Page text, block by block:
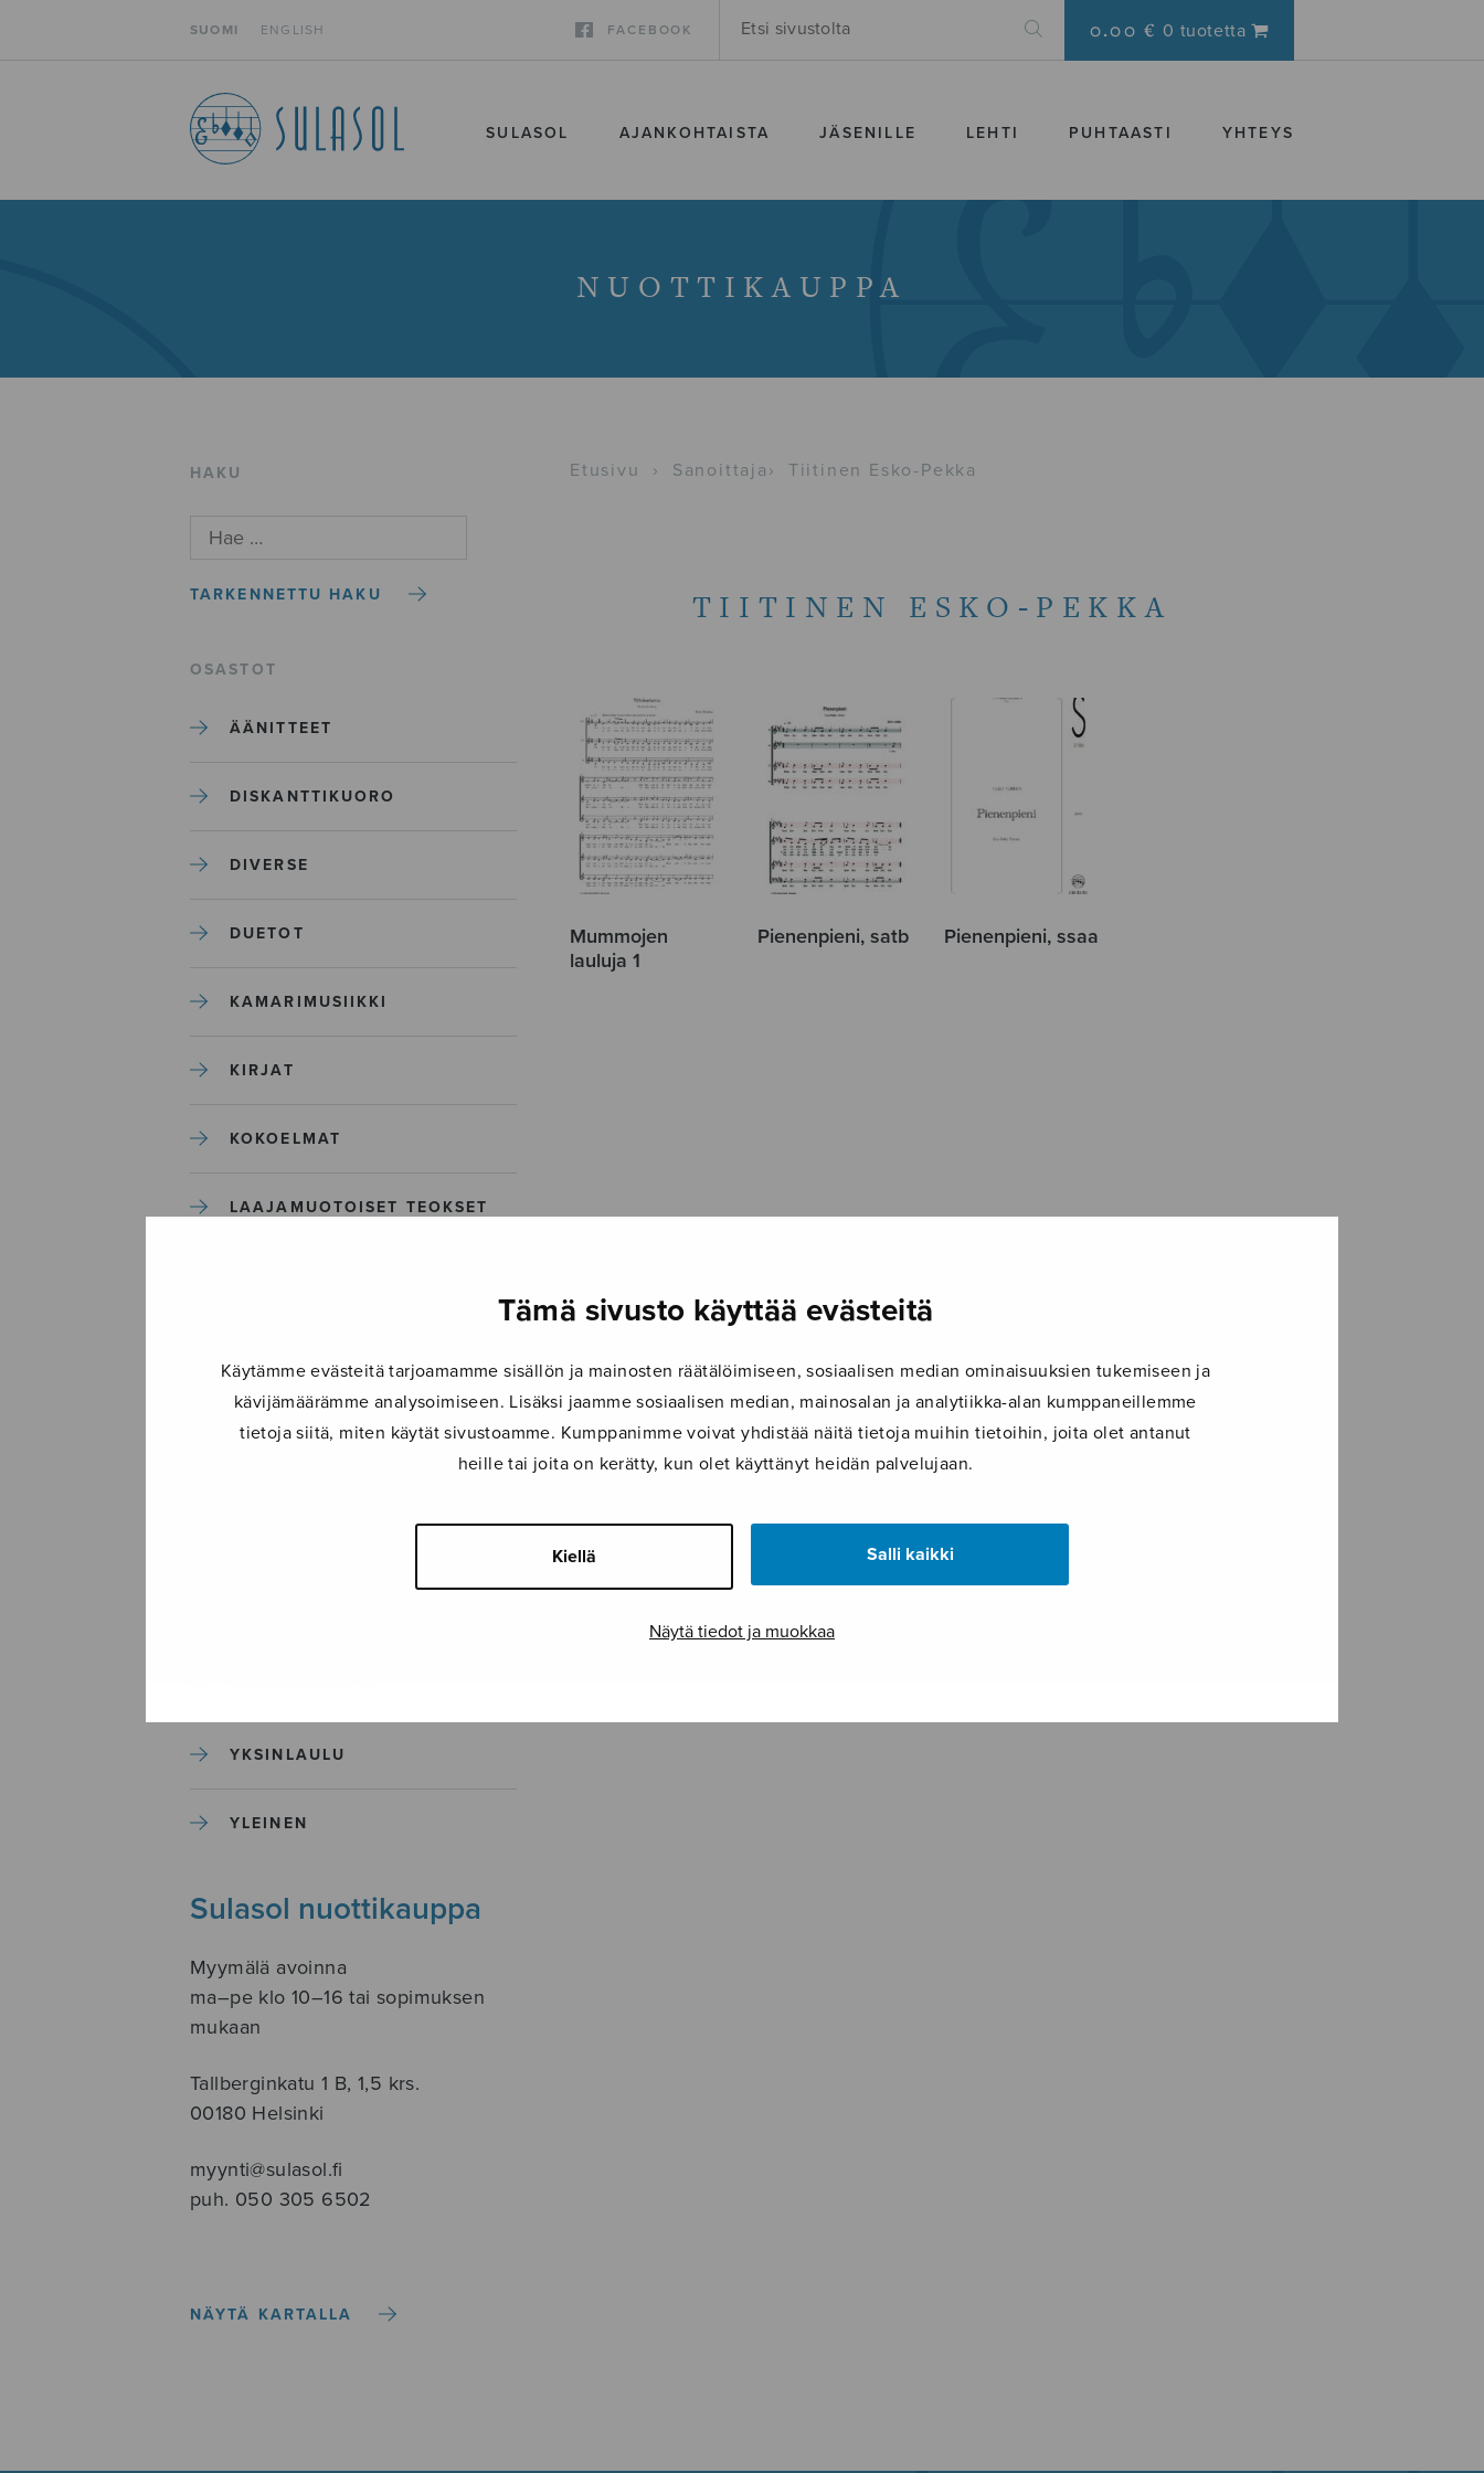
Tämä sivusto käyttää evästeitä
Käytämme evästeitä tarjoamamme sisällön ja mainosten räätälöimiseen, sosiaalisen median ominaisuuksien tukemiseen ja
kävijämäärämme analysoimiseen. Lisäksi jaamme sosiaalisen median, mainosalan ja analytiikka-alan kumppaneillemme
tietoja siitä, miten käytät sivustoamme. Kumppanimme voivat yhdistää näitä tietoja muihin tietoihin, joita olet antanut
heille tai joita on kerätty, kun olet käyttänyt heidän palvelujaan.
Kiellä Salli kaikki
Näytä tiedot ja muokkaa
SUOMI ENGLISH FACEBOOK 0.00 € 0 tuotetta
SULASOL AJANKOHTAISTA JÄSENILLE LEHTI PUHTAASTI YHTEYS
NUOTTIKAUPPA
HAKU
TARKENNETTU HAKU
OSASTOT
ÄÄNITTEET
DISKANTTIKUORO
DIVERSE
DUETOT
KAMARIMUSIIKKI
KIRJAT
KOKOELMAT
LAAJAMUOTOISET TEOKSET
MUUT
YKSINLAULU
YLEINEN
Sulasol nuottikauppa
Myymälä avoinna
ma–pe klo 10–16 tai sopimuksen
mukaan
Tallberginkatu 1 B, 1,5 krs.
00180 Helsinki
myynti@sulasol.fi
puh. 050 305 6502
NÄYTÄ KARTALLA
Etusivu › Sanoittaja › Tiitinen Esko-Pekka
TIITINEN ESKO-PEKKA
Mummojen
lauluja 1
Pienenpieni, satb Pienenpieni, ssaa